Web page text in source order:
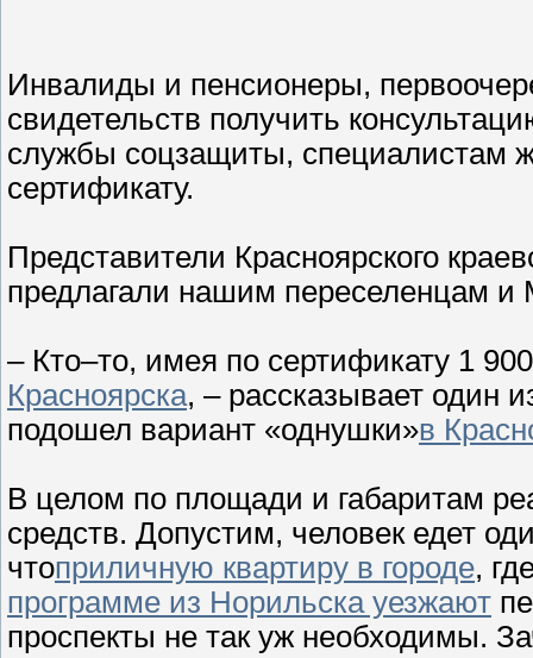
Инвалиды и пенсионеры,
свидетельств получить
службы соцзащиты, специалистам
сертификату.
Представители Красноярского
предлагали нашим переселенцам и
– Кто–то, имея по сертификату 1
Красноярска, – рассказывает один
подошел вариант «однушки»в
В целом по площади и габаритам
средств. Допустим, человек едет
чтоприличную квартиру в городе,
программе из Норильска уезжают
проспекты не так уж необходимы.